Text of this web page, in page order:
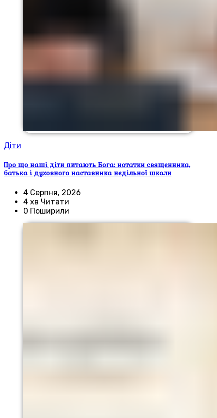
Діти
Про що наші діти питають Бога: нотатки священника,
батька і духовного наставника недільної школи
4 Серпня, 2026
4 хв Читати
0 Поширили